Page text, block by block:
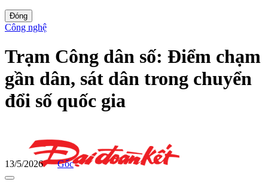
Đóng
Công nghệ
Trạm Công dân số: Điểm chạm
gần dân, sát dân trong chuyển
đổi số quốc gia
13/5/2026 Gốc